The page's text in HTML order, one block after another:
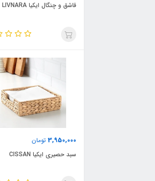
قاشق و چنگال ایکیا LIVNARA
3,950,000 تومان
سبد حصیری ایکیا CISSAN